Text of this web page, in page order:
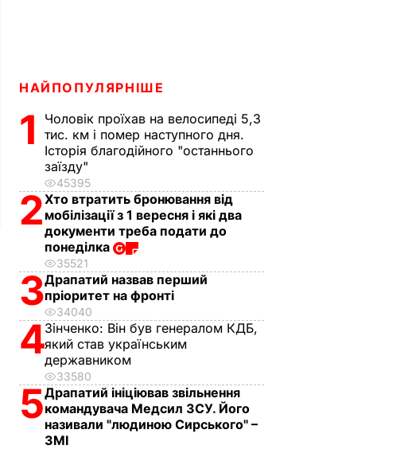
НАЙПОПУЛЯРНІШЕ
1
Чоловік проїхав на велосипеді 5,3
тис. км і помер наступного дня.
Історія благодійного "останнього
заїзду"
45395
2Хто втратить бронювання від
мобілізації з 1 вересня і які два
документи треба подати до
понеділка
35521
3Драпатий назвав перший
пріоритет на фронті
34040
4Зінченко: Він був генералом КДБ,
який став українським
державником
33580
5Драпатий ініціював звільнення
командувача Медсил ЗСУ. Його
називали "людиною Сирського" –
ЗМІ